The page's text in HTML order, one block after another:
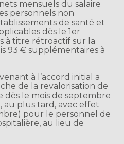
mensuels du salaire
personnels non
de santé et
dès le 1er
à titre rétroactif sur la
93 € supplémentaires à
à l’accord initial a
de la revalorisation de
dès le mois de septembre
au plus tard, avec effet
pour le personnel de
au lieu de